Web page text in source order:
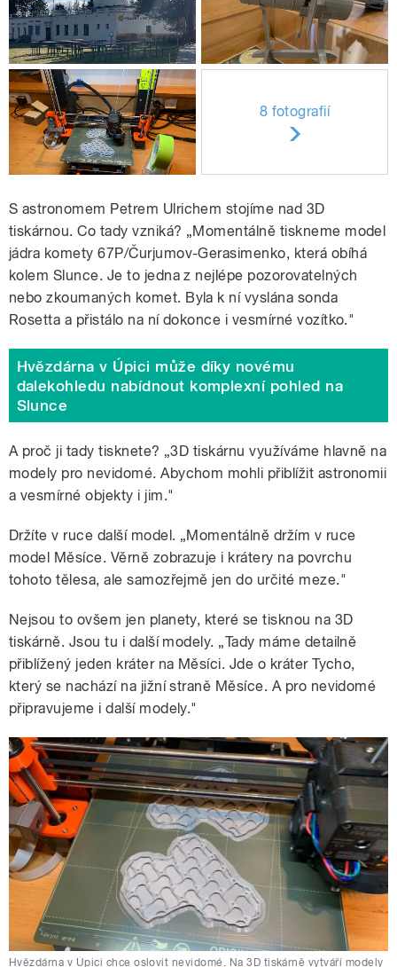
8 fotografií
S astronomem Petrem Ulrichem stojíme nad 3D
tiskárnou. Co tady vzniká? „Momentálně tiskneme model
jádra komety 67P/Čurjumov-Gerasimenko, která obíhá
kolem Slunce. Je to jedna z nejlépe pozorovatelných
nebo zkoumaných komet. Byla k ní vyslána sonda
Rosetta a přistálo na ní dokonce i vesmírné vozítko."
Hvězdárna v Úpici může díky novému
dalekohledu nabídnout komplexní pohled na
Slunce
A proč ji tady tisknete? „3D tiskárnu využíváme hlavně na
modely pro nevidomé. Abychom mohli přiblížit astronomii
a vesmírné objekty i jim."
Držíte v ruce další model. „Momentálně držím v ruce
model Měsíce. Věrně zobrazuje i krátery na povrchu
tohoto tělesa, ale samozřejmě jen do určité meze."
Nejsou to ovšem jen planety, které se tisknou na 3D
tiskárně. Jsou tu i další modely. „Tady máme detailně
přiblížený jeden kráter na Měsíci. Jde o kráter Tycho,
který se nachází na jižní straně Měsíce. A pro nevidomé
připravujeme i další modely."
Hvězdárna v Úpici chce oslovit nevidomé. Na 3D tiskárně vytváří modely